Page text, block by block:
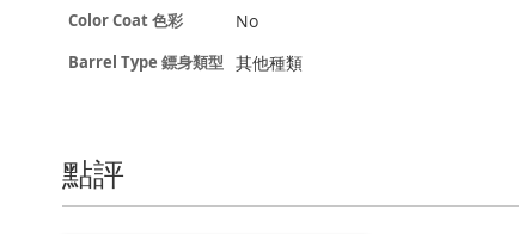
信
Color Coat 色彩 No
Barrel Type 鏢身類型 其他種類
點評